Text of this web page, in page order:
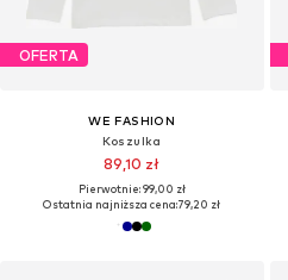
OFERTA
WE FASHION
Koszulka
89,10 zł
Pierwotnie: 99,00 zł
Ostatnia najniższa cena:79,20 zł